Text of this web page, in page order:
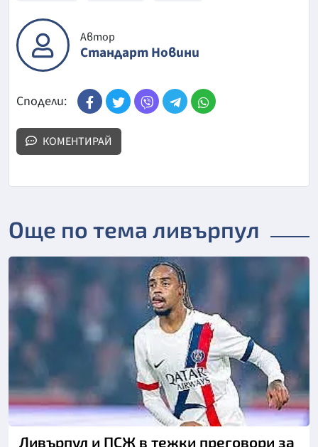
Автор
Стандарт Новини
Сподели:
КОМЕНТИРАЙ
Още по тема ливърпул
Ливърпул и ПСЖ в тежки преговори за